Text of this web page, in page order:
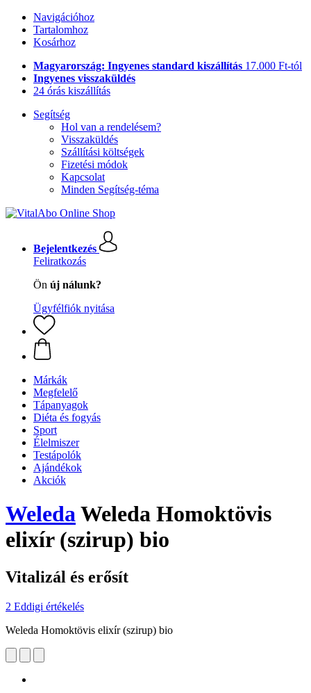
Navigációhoz
Tartalomhoz
Kosárhoz
Magyarország: Ingyenes standard kiszállítás 17.000 Ft-tól
Ingyenes visszaküldés
24 órás kiszállítás
Segítség
Hol van a rendelésem?
Visszaküldés
Szállítási költségek
Fizetési módok
Kapcsolat
Minden Segítség-téma
Bejelentkezés
Feliratkozás
Ön új nálunk?
Ügyfélfiók nyitása
Márkák
Megfelelő
Tápanyagok
Diéta és fogyás
Sport
Élelmiszer
Testápolók
Ajándékok
Akciók
WeledaWeleda Homoktövis
elixír (szirup) bio
Vitalizál és erősít
2 Eddigi értékelés
Weleda Homoktövis elixír (szirup) bio